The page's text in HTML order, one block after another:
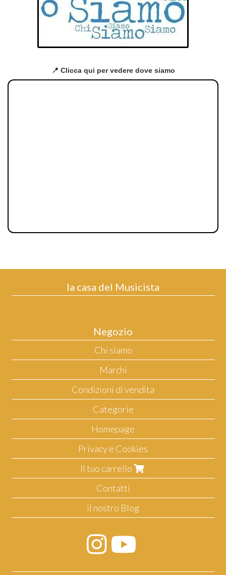
📍 Clicca qui per vedere dove siamo
la casa del Musicista
Negozio
Chi siamo
Marchi
Condizioni di vendita
Categorie
Homepage
Privacy e Cookies
Il tuo carrello
Contatti
il nostro Blog